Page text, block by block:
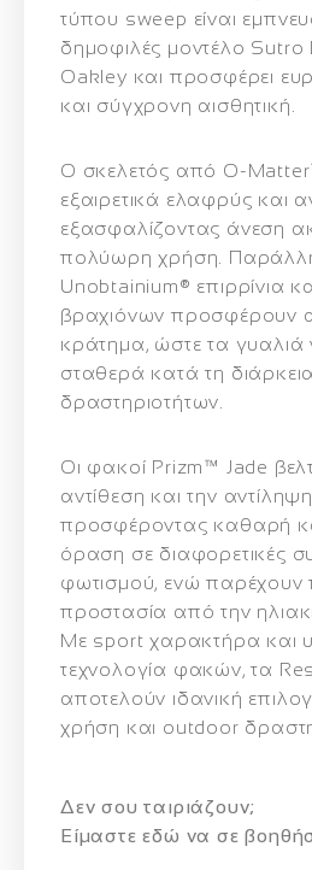
τύπου sweep είναι
δημοφιλές μοντέλο Sutro
Oakley και προσφέρει
και σύγχρονη αισθητική.
Ο σκελετός από O-
εξαιρετικά ελαφρύς και
εξασφαλίζοντας άνεση
πολύωρη χρήση.
Unobtainium® επιρρίνια
βραχιόνων προσφέρουν
κράτημα, ώστε τα
σταθερά κατά τη διάρκεια
δραστηριοτήτων.
Οι φακοί Prizm™ Jade
αντίθεση και την
προσφέροντας καθαρή
όραση σε διαφορετικές
φωτισμού, ενώ παρέχουν
προστασία από την
Με sport χαρακτήρα και
τεχνολογία φακών, τα
αποτελούν ιδανική
χρήση και outdoor
Δεν σου ταιριάζουν;
Eίμαστε εδώ να σε